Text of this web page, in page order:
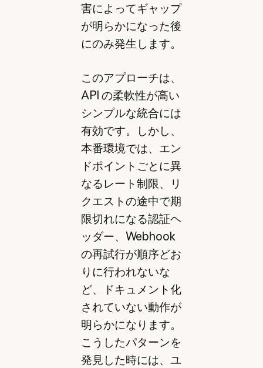
害によってギャップ
が明らかになった後
にのみ発生します。
このアプローチは、
API の柔軟性が高い
シンプルな統合には
有効です。しかし、
本番環境では、エン
ドポイントごとに異
なるレート制限、リ
クエストの途中で期
限切れになる認証ヘ
ッダー、Webhook
の再試行が順序どお
りに行われないな
ど、ドキュメント化
されていない動作が
明らかになります。
こうしたパターンを
発見した時には、ユ